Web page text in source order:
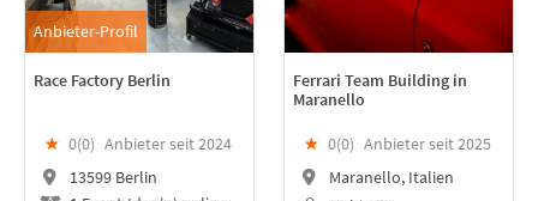
Anbieter-Profil
Race Factory Berlin
★ 0(0) Anbieter seit 2024
13599 Berlin
Ferrari Team Building in
Maranello
★ 0(0) Anbieter seit 2025
Maranello, Italien